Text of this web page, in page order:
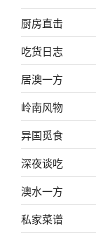
厨房直击
吃货日志
居澳一方
岭南风物
异国觅食
深夜谈吃
澳水一方
私家菜谱